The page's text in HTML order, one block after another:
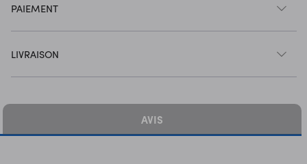
PAIEMENT
LIVRAISON
AVIS